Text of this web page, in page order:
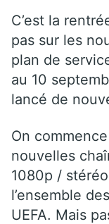
C’est la
pas sur les
plan de
au 10
lancé de
On
nouvelles
1080p /
l’ensemble
UEFA. Mais